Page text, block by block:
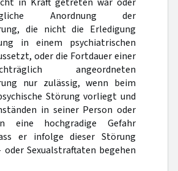
Anordnung der
die nicht die Erledigung
in einem psychiatrischen
oder die Fortdauer einer
angeordneten
nur zulässig, wenn beim
Störung vorliegt und
in seiner Person oder
eine hochgradige Gefahr
er infolge dieser Störung
Sexualstraftaten begehen